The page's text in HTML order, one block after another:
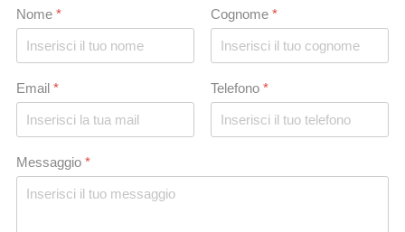
Nome * Cognome *
Email * Telefono *
Messaggio *